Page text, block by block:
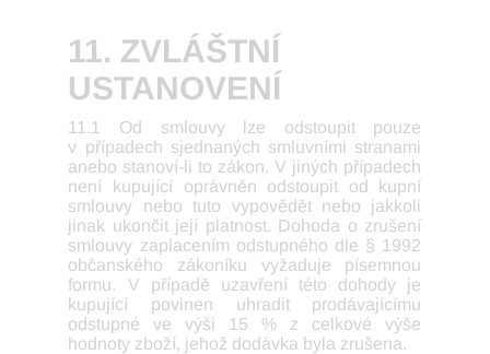
11. ZVLÁŠTNÍ
USTANOVENÍ
11.1 Od smlouvy lze odstoupit pouze
v případech sjednaných smluvními stranami
anebo stanoví-li to zákon. V jiných případech
není kupující oprávněn odstoupit od kupní
smlouvy nebo tuto vypovědět nebo jakkoli
jinak ukončit její platnost. Dohoda o zrušení
smlouvy zaplacením odstupného dle § 1992
občanského zákoníku vyžaduje písemnou
formu. V případě uzavření této dohody je
kupující povinen uhradit prodávajícímu
odstupné ve výši 15 % z celkové výše
hodnoty zboží, jehož dodávka byla zrušena.